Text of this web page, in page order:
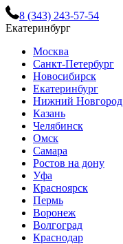
8 (343) 243-57-54
Екатеринбург
Москва
Санкт-Петербург
Новосибирск
Екатеринбург
Нижний Новгород
Казань
Челябинск
Омск
Самара
Ростов на дону
Уфа
Красноярск
Пермь
Воронеж
Волгоград
Краснодар